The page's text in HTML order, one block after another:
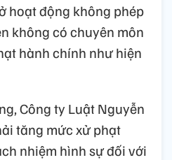
hoạt động không phép
không có chuyên môn
hành chính như hiện
Công ty Luật Nguyễn
tăng mức xử phạt
nhiệm hình sự đối với